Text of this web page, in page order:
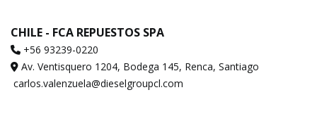
CHILE - FCA REPUESTOS SPA
+56 93239-0220
Av. Ventisquero 1204, Bodega 145, Renca, Santiago
carlos.valenzuela@dieselgroupcl.com